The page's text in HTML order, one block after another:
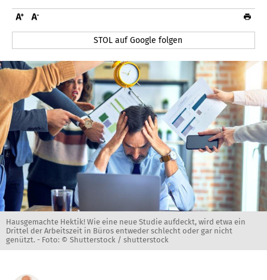
STOL auf Google folgen
Hausgemachte Hektik! Wie eine neue Studie aufdeckt, wird etwa ein
Drittel der Arbeitszeit in Büros entweder schlecht oder gar nicht
genützt. - Foto: © Shutterstock / shutterstock